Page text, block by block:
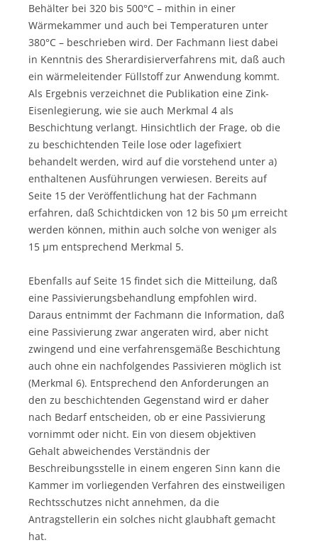
Behälter bei 320 bis 500°C – mithin in einer
Wärmekammer und auch bei Temperaturen unter
380°C – beschrieben wird. Der Fachmann liest dabei
in Kenntnis des Sherardisierverfahrens mit, daß auch
ein wärmeleitender Füllstoff zur Anwendung kommt.
Als Ergebnis verzeichnet die Publikation eine Zink-
Eisenlegierung, wie sie auch Merkmal 4 als
Beschichtung verlangt. Hinsichtlich der Frage, ob die
zu beschichtenden Teile lose oder lagefixiert
behandelt werden, wird auf die vorstehend unter a)
enthaltenen Ausführungen verwiesen. Bereits auf
Seite 15 der Veröffentlichung hat der Fachmann
erfahren, daß Schichtdicken von 12 bis 50 µm erreicht
werden können, mithin auch solche von weniger als
15 µm entsprechend Merkmal 5.
Ebenfalls auf Seite 15 findet sich die Mitteilung, daß
eine Passivierungsbehandlung empfohlen wird.
Daraus entnimmt der Fachmann die Information, daß
eine Passivierung zwar angeraten wird, aber nicht
zwingend und eine verfahrensgemäße Beschichtung
auch ohne ein nachfolgendes Passivieren möglich ist
(Merkmal 6). Entsprechend den Anforderungen an
den zu beschichtenden Gegenstand wird er daher
nach Bedarf entscheiden, ob er eine Passivierung
vornimmt oder nicht. Ein von diesem objektiven
Gehalt abweichendes Verständnis der
Beschreibungsstelle in einem engeren Sinn kann die
Kammer im vorliegenden Verfahren des einstweiligen
Rechtsschutzes nicht annehmen, da die
Antragstellerin ein solches nicht glaubhaft gemacht
hat.